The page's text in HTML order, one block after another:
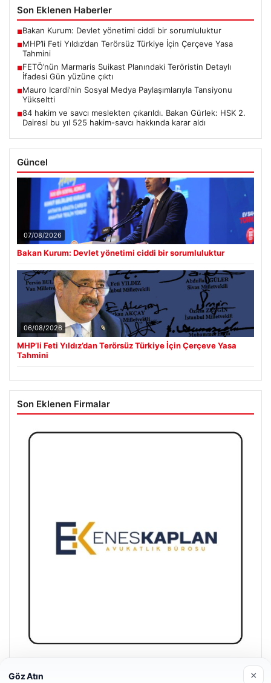
Son Eklenen Haberler
■Bakan Kurum: Devlet yönetimi ciddi bir sorumluluktur
■MHP’li Feti Yıldız’dan Terörsüz Türkiye İçin Çerçeve Yasa
Tahmini
■FETÖ’nün Marmaris Suikast Planındaki Teröristin Detaylı
İfadesi Gün yüzüne çıktı
■Mauro Icardi’nin Sosyal Medya Paylaşımlarıyla Tansiyonu
Yükseltti
■84 hakim ve savcı meslekten çıkarıldı. Bakan Gürlek: HSK 2.
Dairesi bu yıl 525 hakim-savcı hakkında karar aldı
Güncel
07/08/2026
Bakan Kurum: Devlet yönetimi ciddi bir sorumluluktur
06/08/2026
MHP’li Feti Yıldız’dan Terörsüz Türkiye İçin Çerçeve Yasa
Tahmini
Son Eklenen Firmalar
Enes Kaplan Avukatlık Bürosu
Göz Atın ×